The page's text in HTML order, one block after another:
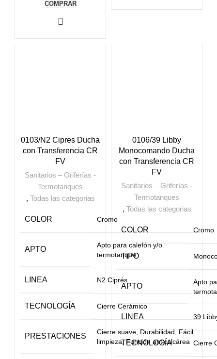
COMPRAR
0103/N2 Cipres Ducha
con Transferencia CR
FV
Sanitarios – Griferías -
Termotanques
, Todas las categorias
COLOR Cromo
APTO
Apto para calefón y/o
termotanque
LINEA N2 Ciprés
TECNOLOGÍA Cierre Cerámico
PRESTACIONES
Cierre suave, Durabilidad, Fácil
limpieza, Función anticalcárea
0106/39 Libby
Monocomando Ducha
con Transferencia CR
FV
Sanitarios – Griferías -
Termotanques
, Todas las categorias
COLOR Cromo
TIPO
APTO
Apto
LINEA 39
TECNOLOGÍA Cierre